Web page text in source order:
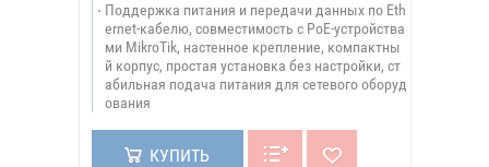
Поддержка питания и передачи данных по Eth
ernet-кабелю, совместимость с PoE-устройства
ми MikroTik, настенное крепление, компактны
й корпус, простая установка без настройки, ст
абильная подача питания для сетевого оборуд
ования
КУПИТЬ